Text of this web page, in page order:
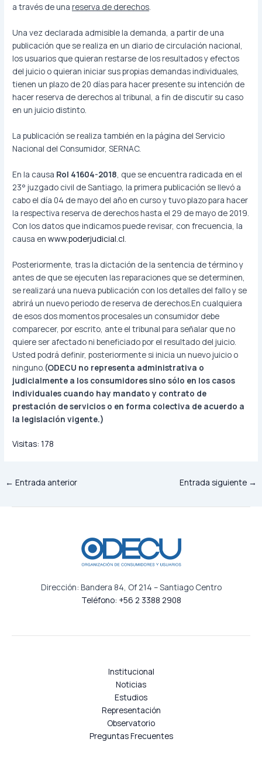
a través de unareserva de derechos.
Una vez declarada admisible la demanda, a partir de una
publicación que se realiza en un diario de circulación nacional,
los usuarios que quieran restarse de los resultados y efectos
del juicio o quieran iniciar sus propias demandas individuales,
tienen un plazo de 20 días para hacer presente su intención de
hacer reserva de derechos al tribunal, a fin de discutir su caso
en un juicio distinto.
La publicación se realiza también en la página del Servicio
Nacional del Consumidor, SERNAC.
En la causa Rol 41604-2018 que se encuentra radicada en el
23° juzgado civil de Santiago, la primera publicación se llevó a
cabo el día 04 de mayo del año en curso y tuvo plazo para hacer
la respectiva reserva de derechos hasta el 29 de mayo de 2019.
Con los datos que indicamos puede revisar, con frecuencia, la
causa enwww.poderjudicial.cl
Posteriormente, tras la dictación de la sentencia de término y
antes de que se ejecuten las reparaciones que se determinen,
se realizará una nueva publicación con los detalles del fallo y se
abrirá un nuevo periodo de reserva de derechos.En cualquiera
de esos dos momentos procesales un consumidor debe
comparecer, por escrito, ante el tribunal para señalar que no
quiere ser afectado ni beneficiado por el resultado del juicio.
Usted podrá definir, posteriormente si inicia un nuevo juicio o
ninguno. (ODECU no representa administrativa o
judicialmente a los consumidores sino sólo en los casos
individuales cuando hay mandato y contrato de
prestación de servicios o en forma colectiva de acuerdo a
la legislación vigente.)
Visitas: 178
← Entrada anterior Entrada siguiente →
Dirección: Bandera 84, Of 214 – Santiago Centro
Teléfono: +56 2 3388 2908
Institucional
Noticias
Estudios
Representación
Observatorio
Preguntas Frecuentes